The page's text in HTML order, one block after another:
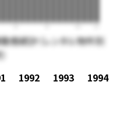
態統計（レンタル物件別
1992 1993
1994